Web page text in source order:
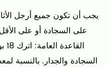
يجب أن تكون جميع أرجل
على السجادة أو على
السجادة والجدار.